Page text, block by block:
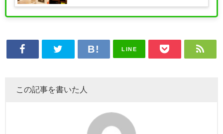
LINE
この記事を書いた人